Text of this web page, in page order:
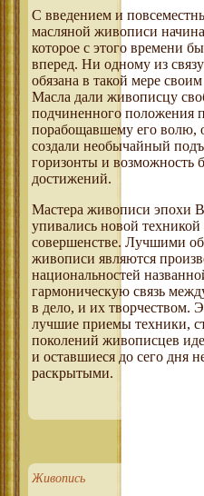
С введением и
масляной живописи
которое с этого времени
вперед. Ни одному из
обязана в такой мере
Масла дали живописцу
подчиненного положения
порабощавшему его волю,
создали необычайный
горизонты и возможность
достижений.
Мастера живописи эпохи
упивались новой техникой
совершенстве. Лучшими
живописи являются
национальностей
гармоническую связь
в дело, и их творчеством.
лучшие приемы техники,
поколений живописцев
и оставшиеся до сего дня
раскрытыми.
Живопись